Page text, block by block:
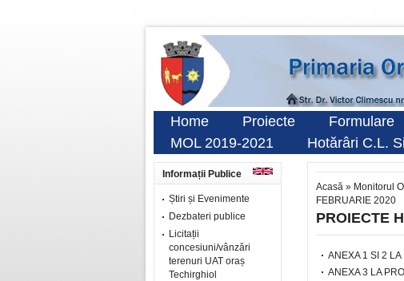
Home Proiecte Formulare
MOL 2019-2021
Hotărâri C.L.
Informații Publice
Știri și Evenimente
Dezbateri publice
Licitații
concesiuni/vânzări
terenuri UAT oraș
Techirghiol
Acasă » Monitorul
FEBRUARIE 2020
PROIECTE
ANEXA 1 SI 2
ANEXA 3 LA